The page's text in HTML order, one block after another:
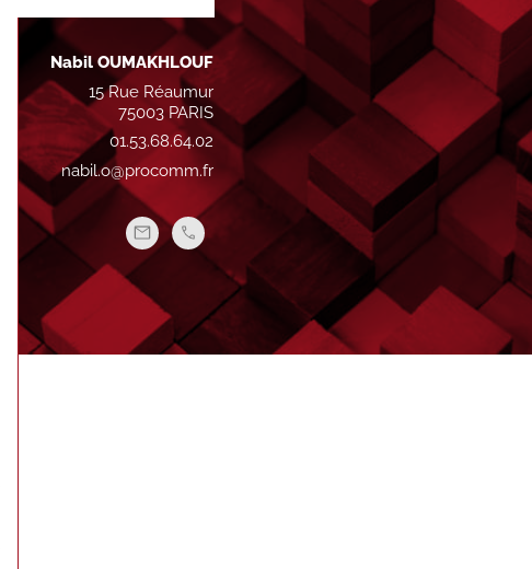
Nabil OUMAKHLOUF
15 Rue Réaumur
75003 PARIS
01.53.68.64.02
nabil.o@procomm.fr